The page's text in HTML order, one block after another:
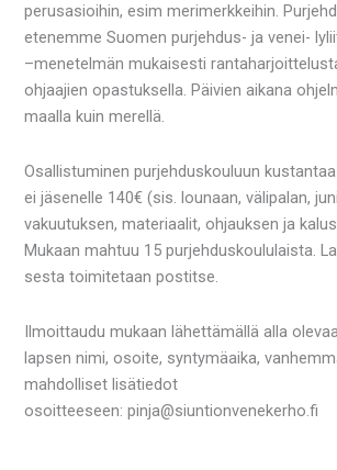
perusasioihin, esim merimerkkeihin.
etenemme Suomen purjehdus- ja venei-
–menetelmän mukaisesti
ohjaajien opastuksella. Päivien aikana
maalla kuin merellä.
Osallistuminen purjehduskouluun
ei jäsenelle 140€ (sis. lounaan, välipalan,
vakuutuksen, materiaalit, ohjauksen ja
Mukaan mahtuu 15 purjehduskoululaista.
sesta toimitetaan postitse.
Ilmoittaudu mukaan lähettämällä alla
lapsen nimi, osoite, syntymäaika,
mahdolliset lisätiedot
osoitteeseen: pinja@siuntionvenekerho.fi